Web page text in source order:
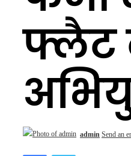
फ्लैट
admin Send an